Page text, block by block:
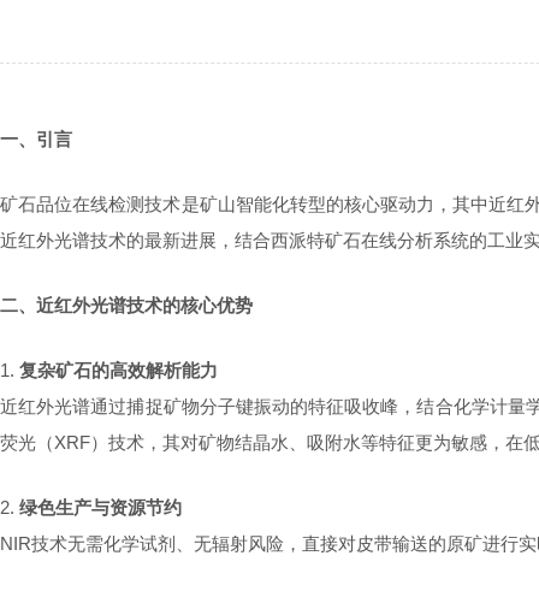
一、引言
矿石品位在线检测技术是矿山智能化转型的核心驱动力，其中近红
近红外光谱技术的最新进展，结合西派特矿石在线分析系统的工
二、近红外光谱技术的核心优势
1. 复杂矿石的高效解析能力
近红外光谱通过捕捉矿物分子键振动的特征吸收峰，结合化学计
荧光（XRF）技术，其对矿物结晶水、吸附水等特征更为敏感，在
2. 绿色生产与资源节约
NIR技术无需化学试剂、无辐射风险，直接对皮带输送的原矿进行